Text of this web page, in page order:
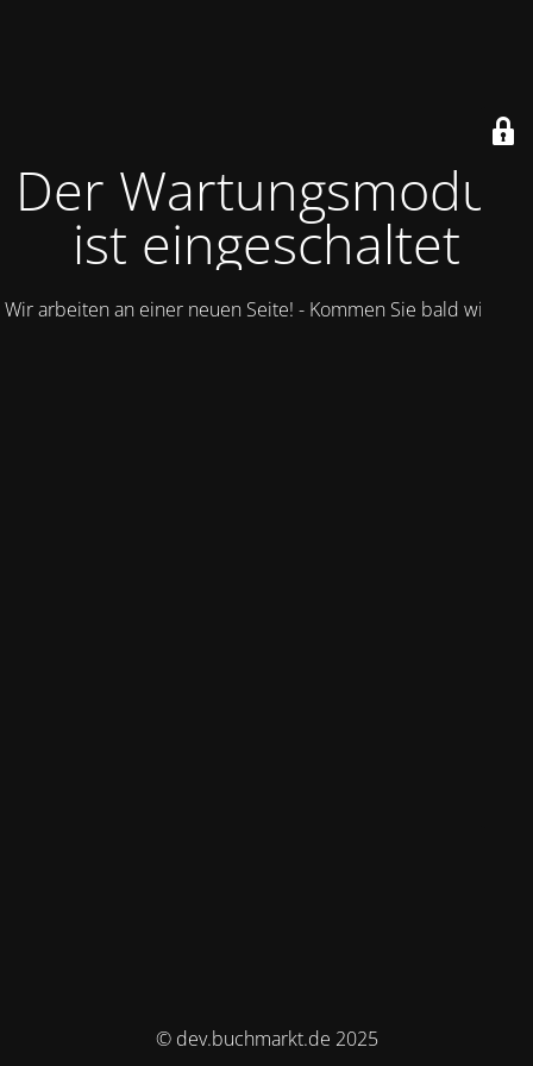
Der Wartungsmodus
ist eingeschaltet
Wir arbeiten an einer neuen Seite! - Kommen Sie bald wieder.
© dev.buchmarkt.de 2025